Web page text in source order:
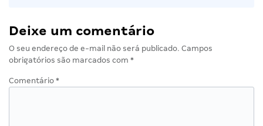
Deixe um comentário
O seu endereço de e-mail não será publicado. Campos
obrigatórios são marcados com *
Comentário *